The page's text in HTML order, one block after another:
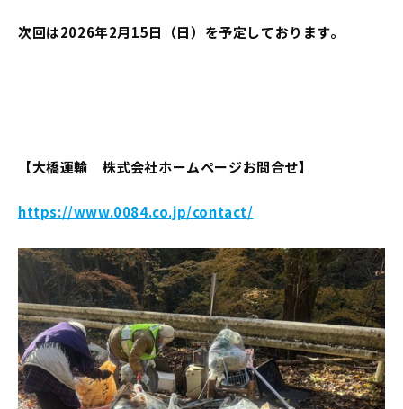
次回は2026年2月15日（日）を予定しております。
【大橋運輸 株式会社ホームページお問合せ】
https://www.0084.co.jp/contact/